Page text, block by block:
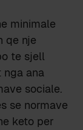
minimale
qe nje
te sjell
ana
sociale.
se normave
keto per